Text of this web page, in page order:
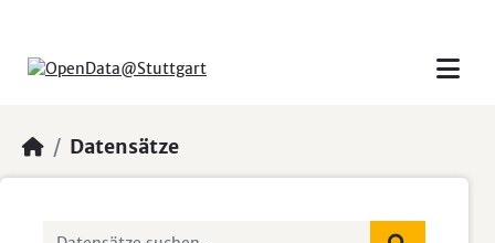
Datensätze